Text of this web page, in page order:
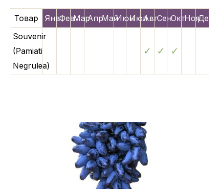
Товар ЯнвФевМарАпрМайИюнИюлАвгСенОктНояДек
Souvenir
(Pamiati
Negrulea)
✓ ✓ ✓